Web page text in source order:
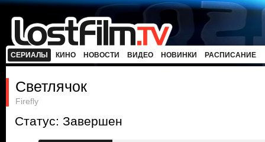
СЕРИАЛЫ КИНО НОВОСТИ ВИДЕО НОВИНКИ РАСПИСАНИЕ
Светлячок
Firefly
Статус: Завершен